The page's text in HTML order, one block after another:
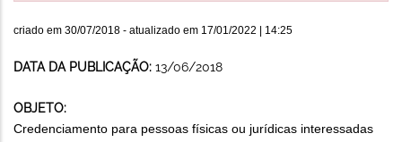
criado em 30/07/2018 - atualizado em 17/01/2022 | 14:25
DATA DA PUBLICAÇÃO: 13/06/2018
OBJETO:
Credenciamento para pessoas físicas ou jurídicas interessadas